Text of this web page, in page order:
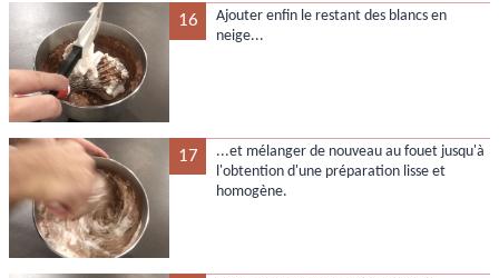
16
Ajouter enfin le restant des blancs en
neige...
17
...et mélanger de nouveau au fouet jusqu'à
l'obtention d'une préparation lisse et
homogène.